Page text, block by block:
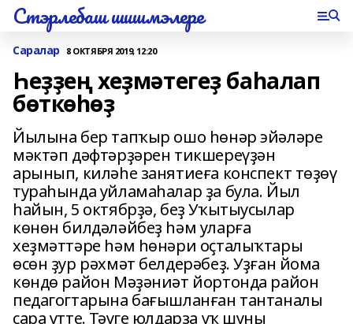
Стэрлебаш шишмэлере
Саралар 8 ОКТЯБРЯ 2019, 12:20
Һеҙҙең хеҙмәтегеҙ баһалап
бөткөһөҙ
Йылына бер тапҡыр ошо һөнәр эйәләре
мәктәп дәфтәрҙәрен тикшереүҙән
арынып, киләһе занятиеға конспект төҙөү
тураһында уйламаһалар ҙа була. Йыл
һайын, 5 октябрҙә, беҙ Уҡытыусылар
көнөн билдәләйбеҙ һәм уларға
хеҙмәттәре һәм һөнәри оҫталыҡтары
өсөн ҙур рәхмәт белдерәбеҙ. Уҙған йома
көндө район Мәҙәниәт йортонда район
педагогтарына бағышланған тантаналы
сара үтте. Тәүге юлдарҙа уҡ шуны